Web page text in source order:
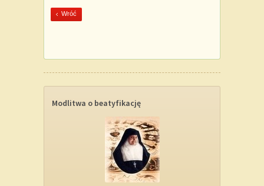
Wróć
Modlitwa o beatyfikację